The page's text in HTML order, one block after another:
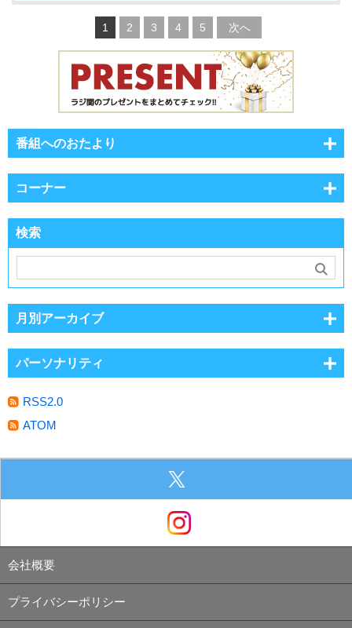
1 2 3 4 5 次へ
番組へのおたより
コーナー
検索
月別アーカイブ
パーソナリティ
RSS2.0
ATOM
会社概要
プライバシーポリシー